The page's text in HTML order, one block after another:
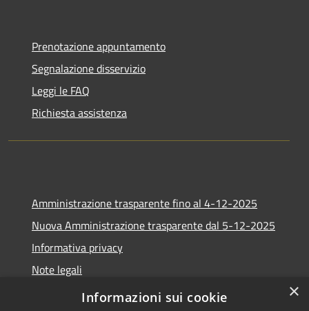
Prenotazione appuntamento
Segnalazione disservizio
Leggi le FAQ
Richiesta assistenza
Amministrazione trasparente fino al 4-12-2025
Nuova Amministrazione trasparente dal 5-12-2025
Informativa privacy
Note legali
Dichiarazione di accessibilità
×
Informazioni sui cookie